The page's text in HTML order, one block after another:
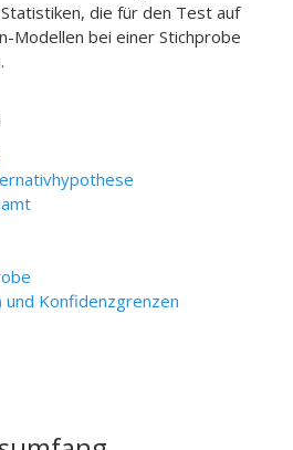
die für den Test auf
Modellen bei einer Stichprobe
Konfidenzgrenzen